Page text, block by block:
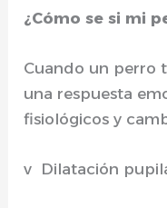
¿Cómo se si mi
Cuando un perro
una respuesta
fisiológicos y
v Dilatación